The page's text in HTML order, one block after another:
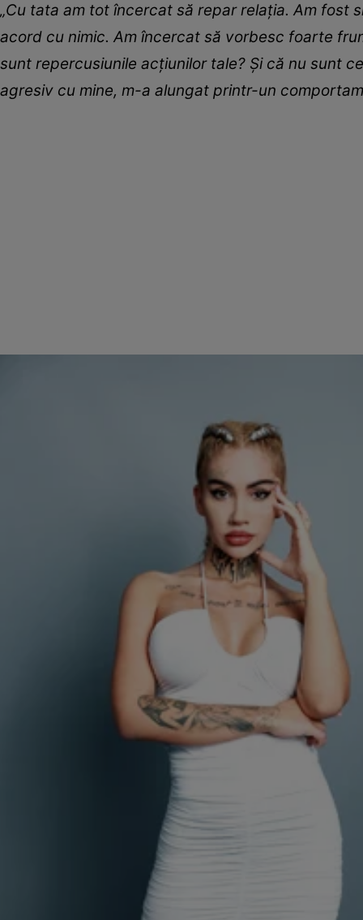
„Cu tata am tot încercat să repar relația. Am fost
acord cu nimic. Am încercat să vorbesc foarte
sunt repercusiunile acțiunilor tale? Și că nu sunt
agresiv cu mine, m-a alungat printr-un